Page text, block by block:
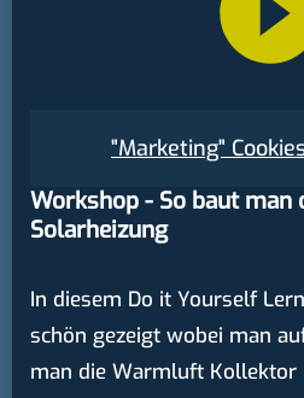
"Marketing"
Workshop - So baut man
Solarheizung
In diesem Do it Yourself
schön gezeigt wobei man
man die Warmluft Kollektor